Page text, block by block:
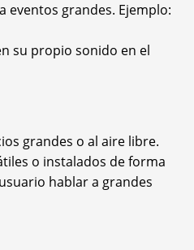
eventos grandes. Ejemplo:
su propio sonido en el
grandes o al aire libre.
o instalados de forma
hablar a grandes